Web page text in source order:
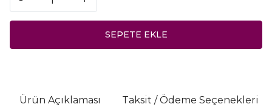
SEPETE EKLE
Ürün Açıklaması Taksit / Ödeme Seçenekleri